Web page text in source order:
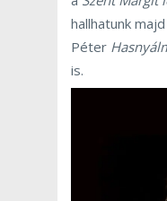
hallhatunk
Péter
is.